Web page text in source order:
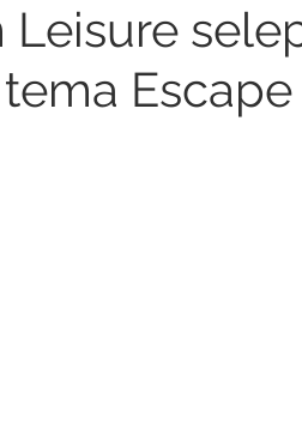
Escape